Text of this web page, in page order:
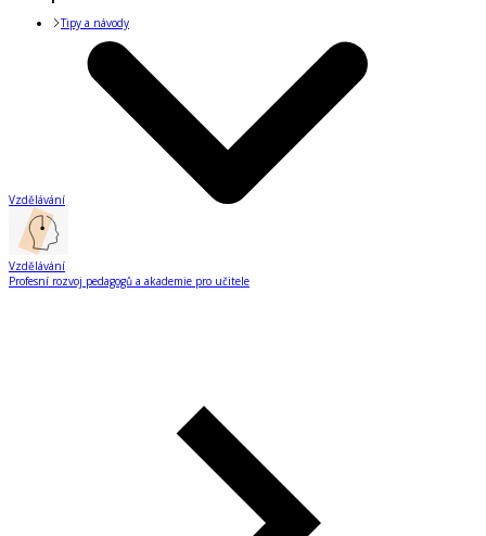
Tipy a návody
Vzdělávání
Vzdělávání
Profesní rozvoj pedagogů a akademie pro učitele